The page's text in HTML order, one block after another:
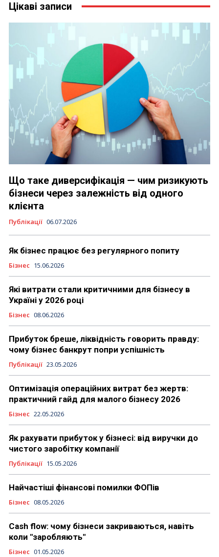
Цікаві записи
Що таке диверсифікація — чим ризикують
бізнеси через залежність від одного
клієнта
Публікації 06.07.2026
Як бізнес працює без регулярного попиту
Бізнес 15.06.2026
Які витрати стали критичними для бізнесу в
Україні у 2026 році
Бізнес 08.06.2026
Прибуток бреше, ліквідність говорить правду:
чому бізнес банкрут попри успішність
Публікації 23.05.2026
Оптимізація операційних витрат без жертв:
практичний гайд для малого бізнесу 2026
Бізнес 22.05.2026
Як рахувати прибуток у бізнесі: від виручки до
чистого заробітку компанії
Публікації 15.05.2026
Найчастіші фінансові помилки ФОПів
Бізнес 08.05.2026
Cash flow: чому бізнеси закриваються, навіть
коли "заробляють"
Бізнес 01.05.2026